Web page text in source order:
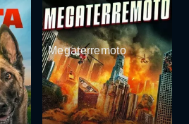
Megaterremoto